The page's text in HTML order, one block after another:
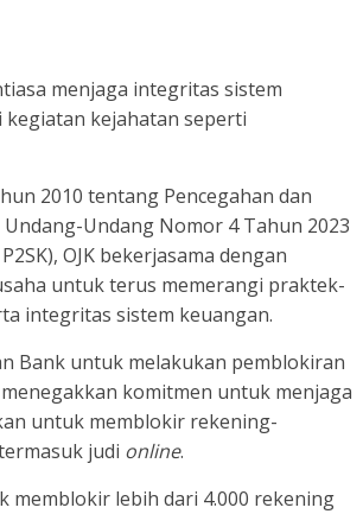
menjaga integritas sistem
kejahatan seperti
2010 tentang Pencegahan dan
Undang Nomor 4 Tahun 2023
OJK bekerjasama dengan
untuk terus memerangi praktek-
integritas sistem keuangan.
Bank untuk melakukan pemblokiran
komitmen untuk menjaga
untuk memblokir rekening-
judi online.
memblokir lebih dari 4.000 rekening